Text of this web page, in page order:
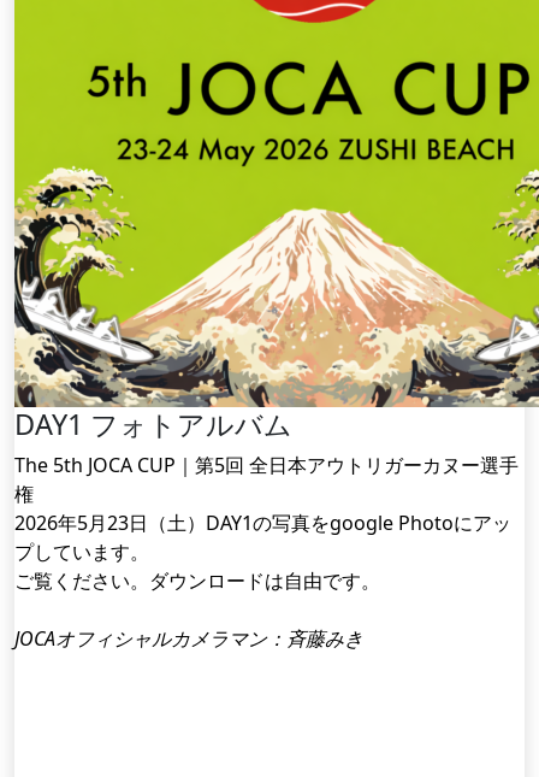
DAY1 フォトアルバム
The 5th JOCA CUP｜第5回 全日本アウトリガーカヌー選手
権
2026年5月23日（土）DAY1の写真をgoogle Photoにアッ
プしています。
ご覧ください。ダウンロードは自由です。
JOCAオフィシャルカメラマン：斉藤みき